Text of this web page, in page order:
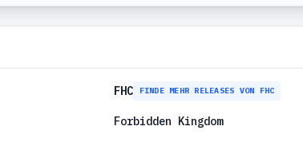
FHC FINDE MEHR RELEASES VON FHC
Forbidden Kingdom